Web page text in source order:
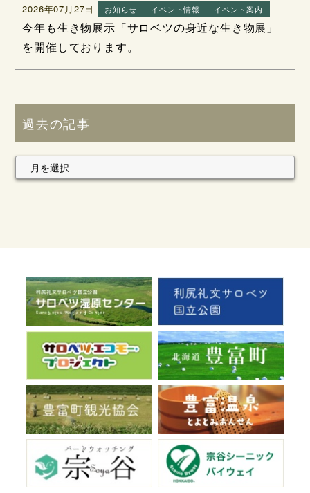
2026年07月27日 お知らせ イベント情報 イベント案内
今年も生き物展示「サロベツの身近な生き物展」
を開催しております。
過去の記事